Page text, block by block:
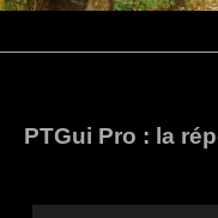
PTGui Pro : la